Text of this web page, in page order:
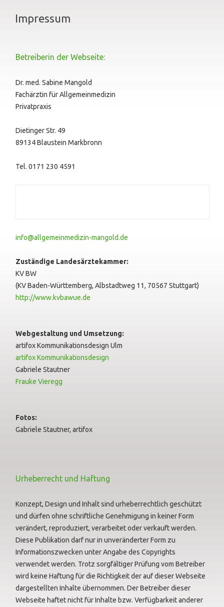
Impressum
Betreiberin der Webseite:
Dr. med. Sabine Mangold
Fachärztin für Allgemeinmedizin
Privatpraxis
Dietinger Str. 49
89134 Blaustein Markbronn
Tel. 0171 230 4591
info@allgemeinmedizin-mangold.de
Zuständige Landesärztekammer:
KV BW
(KV Baden-Württemberg, Albstadtweg 11, 70567 Stuttgart)
http://www.kvbawue.de
Webgestaltung und Umsetzung:
artifox Kommunikationsdesign Ulm
artifox Kommunikationsdesign
Gabriele Stautner
Frauke Vieregg
Fotos:
Gabriele Stautner, artifox
Urheberrecht und Haftung
Konzept, Design und Inhalt sind urheberrechtlich geschützt
und dürfen ohne schriftliche Genehmigung in keiner Form
verändert, reproduziert, verarbeitet oder verkauft werden.
Diese Publikation darf nur in unveränderter Form zu
Informationszwecken unter Angabe des Copyrights
verwendet werden. Trotz sorgfältiger Prüfung vom Betreiber
wird keine Haftung für die Richtigkeit der auf dieser Webseite
dargestellten Inhalte übernommen. Der Betreiber dieser
Webseite haftet nicht für Inhalte bzw. Verfügbarkeit anderer